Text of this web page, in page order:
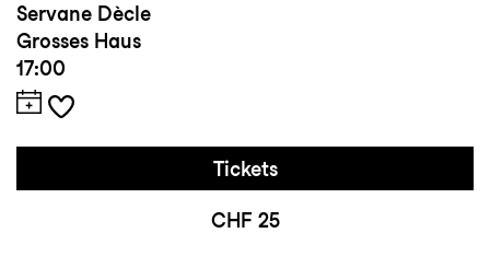
Servane Dècle
Grosses Haus
17:00
Tickets
CHF 25